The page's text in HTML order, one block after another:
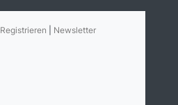
Registrieren Newsletter